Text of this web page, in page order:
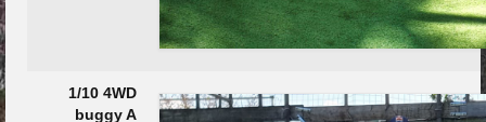
1/10 4WD
buggy A